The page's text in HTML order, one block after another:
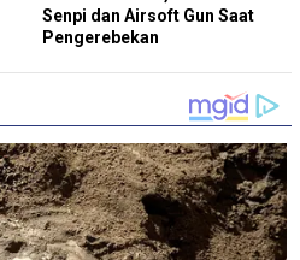
Senpi dan Airsoft Gun Saat
Pengerebekan